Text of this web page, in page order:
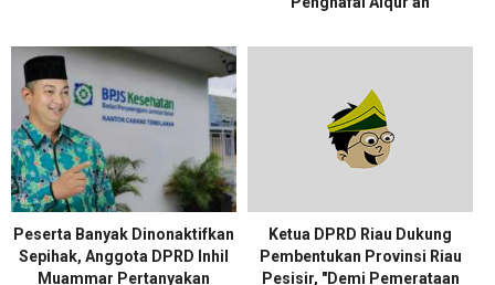
Peserta Banyak Dinonaktifkan
Sepihak, Anggota DPRD Inhil
Muammar Pertanyakan
Ketua DPRD Riau Dukung
Pembentukan Provinsi Riau
Pesisir, "Demi Pemerataan